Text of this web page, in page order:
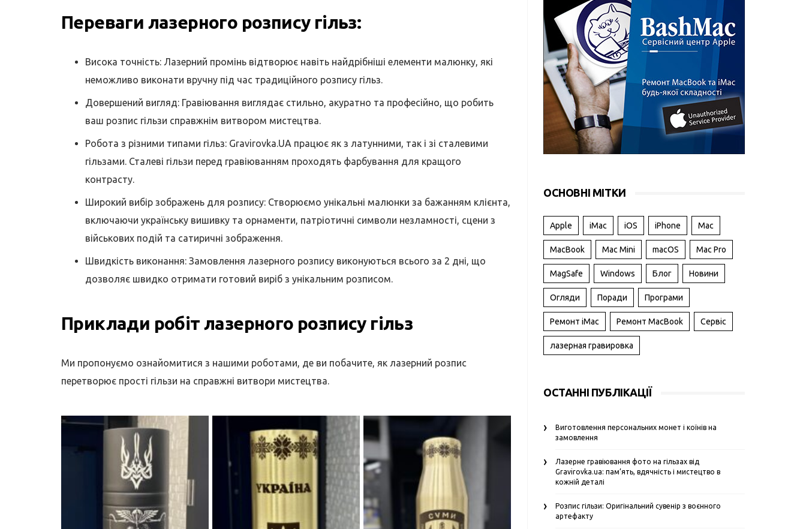
Переваги лазерного розпису гільз:
Висока точність: Лазерний промінь відтворює навіть найдрібніші елементи малюнку, які
неможливо виконати вручну під час традиційного розпису гільз.
Довершений вигляд: Гравіювання виглядає стильно, акуратно та професійно, що робить
ваш розпис гільзи справжнім витвором мистецтва.
Робота з різними типами гільз: Gravirovka.UA працює як з латунними, так і зі сталевими
гільзами. Сталеві гільзи перед гравіюванням проходять фарбування для кращого
контрасту.
Широкий вибір зображень для розпису: Створюємо унікальні малюнки за бажанням клієнта,
включаючи українську вишивку та орнаменти, патріотичні символи незламності, сцени з
військових подій та сатиричні зображення.
Швидкість виконання: Замовлення лазерного розпису виконуються всього за 2 дні, що
дозволяє швидко отримати готовий виріб з унікальним розписом.
Приклади робіт лазерного розпису гільз
Ми пропонуємо ознайомитися з нашими роботами, де ви побачите, як лазерний розпис
перетворює прості гільзи на справжні витвори мистецтва.
ОСНОВНІ МІТКИ
Apple iMac iOS iPhone Mac
MacBook Mac Mini macOS Mac Pro
MagSafe Windows Блог Новини
Огляди Поради Програми
Ремонт iMac Ремонт MacBook Сервіс
лазерная гравировка
ОСТАННІ ПУБЛІКАЦІЇ
Виготовлення персональних монет і коїнів на
замовлення
Лазерне гравіювання фото на гільзах від
Gravirovka.ua: пам’ять, вдячність і мистецтво в
кожній деталі
Розпис гільзи: Оригінальний сувенір з воєнного
артефакту